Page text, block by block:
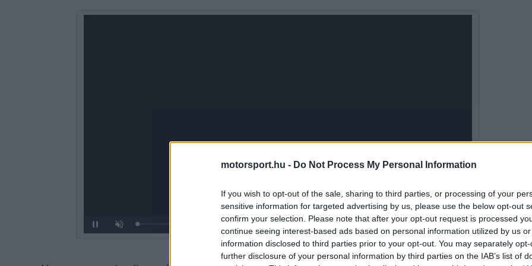
motorsport.hu - Do Not Process My Personal Information
If you wish to opt-out of the sale, sharing to third parties, or processing of your
sensitive information for targeted advertising by us, please use the below opt-out
confirm your selection. Please note that after your opt-out request is processed
continue seeing interest-based ads based on personal information utilized by us
information disclosed to third parties prior to your opt-out. You may separately
further disclosure of your personal information by third parties on the IAB’s list of
Pause UnmuteLoaded Remaining
Time
-:- 1xPlayback
Rate
in-
Fullscreen